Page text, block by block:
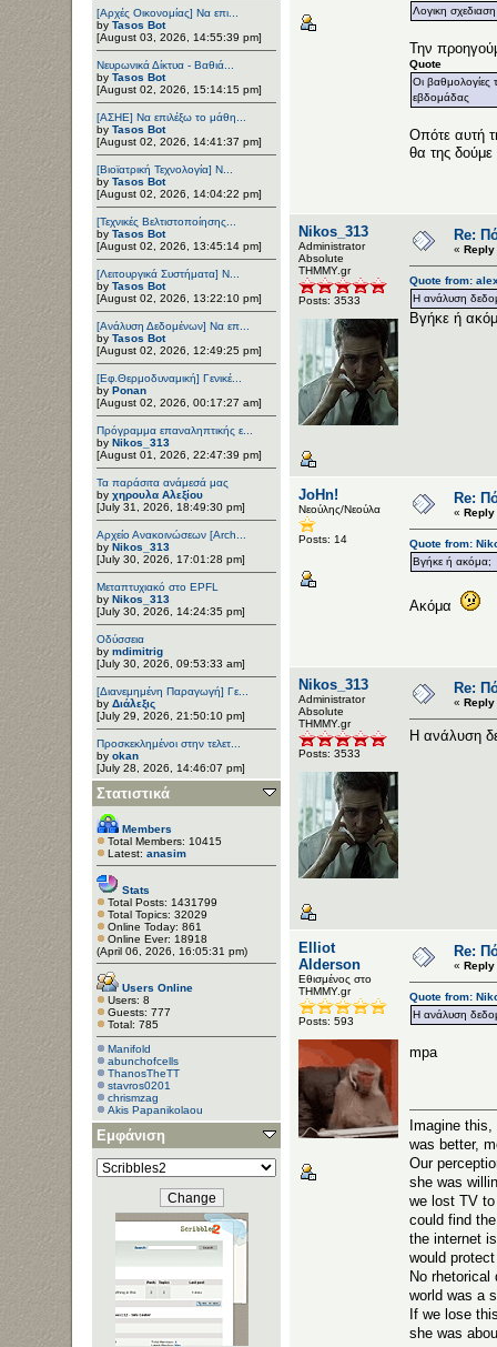
[Αρχές Οικονομίας] Να επι...
by Tasos Bot
[August 03, 2026, 14:55:39 pm]
Νευρωνικά Δίκτυα - Βαθιά...
by Tasos Bot
[August 02, 2026, 15:14:15 pm]
[ΑΣΗΕ] Να επιλέξω το μάθη...
by Tasos Bot
[August 02, 2026, 14:41:37 pm]
[Βιοϊατρική Τεχνολογία] Ν...
by Tasos Bot
[August 02, 2026, 14:04:22 pm]
[Τεχνικές Βελτιστοποίησης...
by Tasos Bot
[August 02, 2026, 13:45:14 pm]
[Λειτουργικά Συστήματα] Ν...
by Tasos Bot
[August 02, 2026, 13:22:10 pm]
[Ανάλυση Δεδομένων] Να επ...
by Tasos Bot
[August 02, 2026, 12:49:25 pm]
[Εφ.Θερμοδυναμική] Γενικέ...
by Ponan
[August 02, 2026, 00:17:27 am]
Πρόγραμμα επαναληπτικής ε...
by Nikos_313
[August 01, 2026, 22:47:39 pm]
Τα παράσιτα ανάμεσά μας
by χηρουλα Αλεξίου
[July 31, 2026, 18:49:30 pm]
Αρχείο Ανακοινώσεων [Arch...
by Nikos_313
[July 30, 2026, 17:01:28 pm]
Μεταπτυχιακό στο EPFL
by Nikos_313
[July 30, 2026, 14:24:35 pm]
Οδύσσεια
by mdimitrig
[July 30, 2026, 09:53:33 am]
[Διανεμημένη Παραγωγή] Γε...
by Διάλεξις
[July 29, 2026, 21:50:10 pm]
Προσκεκλημένοι στην τελετ...
by okan
[July 28, 2026, 14:46:07 pm]
Στατιστικά
Members
Total Members: 10415
Latest: anasim
Stats
Total Posts: 1431799
Total Topics: 32029
Online Today: 861
Online Ever: 18918
(April 06, 2026, 16:05:31 pm)
Users Online
Users: 8
Guests: 777
Total: 785
Manifold
abunchofcells
ThanosTheTT
stavros0201
chrismzag
Akis Papanikolaou
Εμφάνιση
Λογικη
Την
Quote
Οι βαθμολογίες
εβδομάδας
Οπότε αυτή
θα της
Nikos_313
Administrator
Αbsolute
ΤΗΜΜΥ.gr
Posts: 3533
Re:
« Reply
Quote from:
Η ανάλυση
Βγήκε ή
JoHn!
Νεούλης/Νεούλα
Posts: 14
Re:
« Reply
Quote from:
Βγήκε ή ακόμα;
Ακόμα
Nikos_313
Administrator
Αbsolute
ΤΗΜΜΥ.gr
Posts: 3533
Re:
« Reply
Η ανάλυση
Elliot
Alderson
Εθισμένος στο
ΤΗΜΜΥ.gr
Posts: 593
Re:
« Reply
Quote from:
Η ανάλυση
mpa
was better,
Our
she was
we lost
could find
the
would
No
world was a
If we
she was